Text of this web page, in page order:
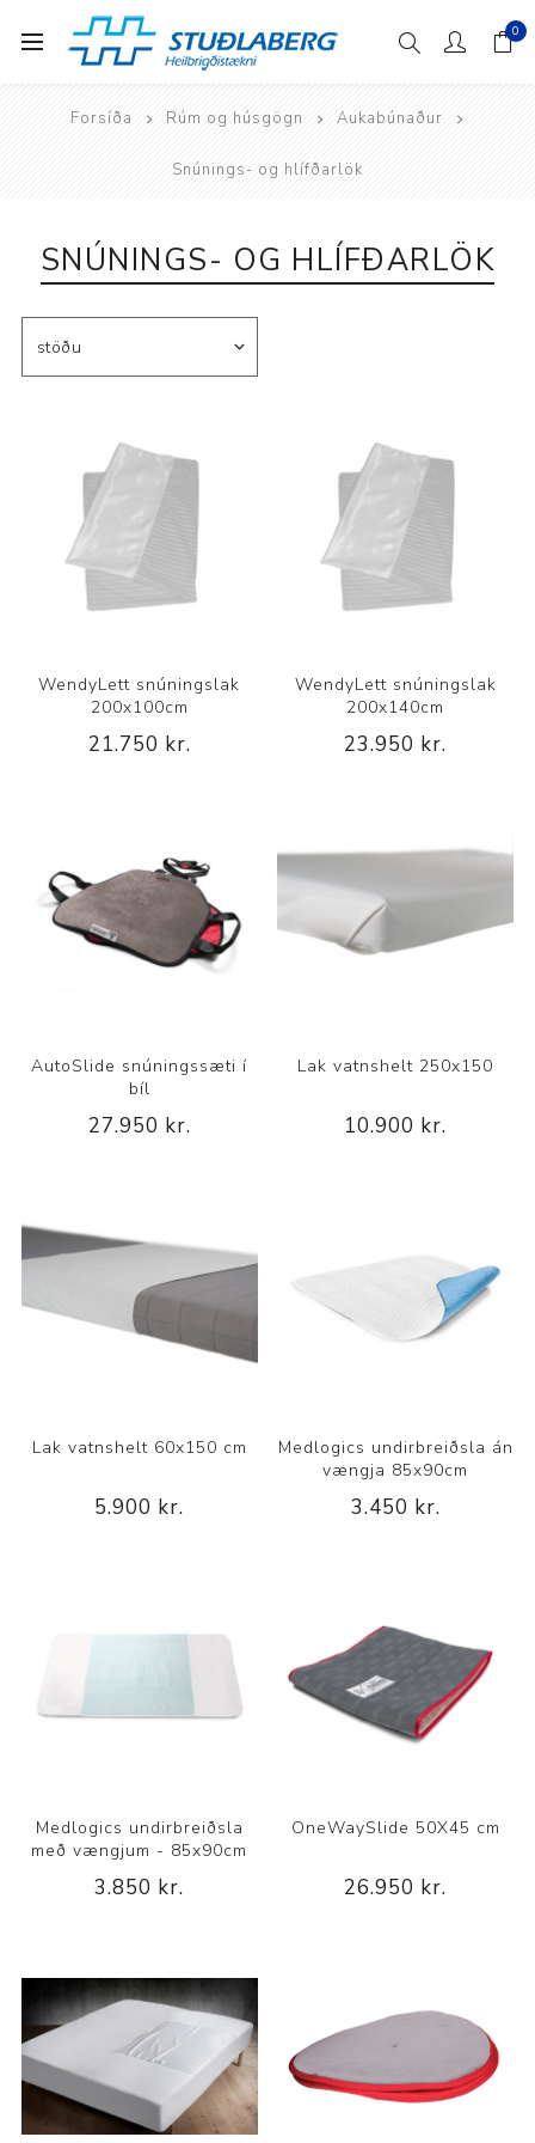
0
Forsíða Rúm og húsgögn Aukabúnaður
Snúnings- og hlífðarlök
SNÚNINGS- OG HLÍFÐARLÖK
WendyLett snúningslak
200x100cm
21.750 kr.
WendyLett snúningslak
200x140cm
23.950 kr.
AutoSlide snúningssæti í
bíl
27.950 kr.
Lak vatnshelt 250x150
10.900 kr.
Lak vatnshelt 60x150 cm
5.900 kr.
Medlogics undirbreiðsla án
vængja 85x90cm
3.450 kr.
Medlogics undirbreiðsla
með vængjum - 85x90cm
3.850 kr.
OneWaySlide 50X45 cm
26.950 kr.